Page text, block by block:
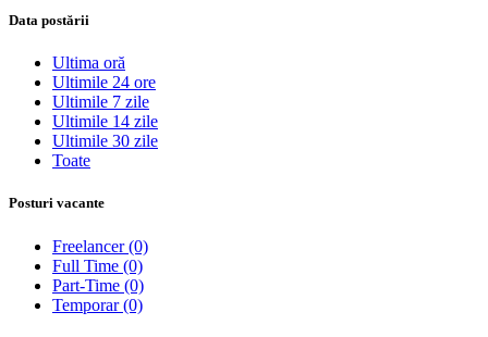
Data postării
Ultima oră
Ultimile 24 ore
Ultimile 7 zile
Ultimile 14 zile
Ultimile 30 zile
Toate
Posturi vacante
Freelancer(0)
Full Time (0)
Part-Time (0)
Temporar(0)